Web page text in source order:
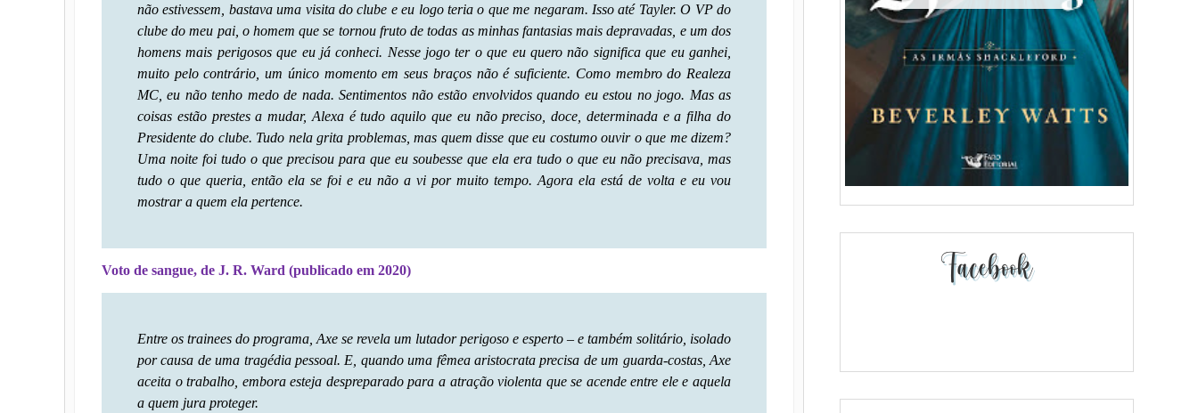
não estivessem, bastava uma visita do clube e eu logo teria o que me negaram. Isso até Tayler. O VP do
clube do meu pai, o homem que se tornou fruto de todas as minhas fantasias mais depravadas, e um dos
homens mais perigosos que eu já conheci. Nesse jogo ter o que eu quero não significa que eu ganhei,
muito pelo contrário, um único momento em seus braços não é suficiente. Como membro do Realeza
MC, eu não tenho medo de nada. Sentimentos não estão envolvidos quando eu estou no jogo. Mas as
coisas estão prestes a mudar, Alexa é tudo aquilo que eu não preciso, doce, determinada e a filha do
Presidente do clube. Tudo nela grita problemas, mas quem disse que eu costumo ouvir o que me dizem?
Uma noite foi tudo o que precisou para que eu soubesse que ela era tudo o que eu não precisava, mas
tudo o que queria, então ela se foi e eu não a vi por muito tempo. Agora ela está de volta e eu vou
mostrar a quem ela pertence.
Voto de sangue, de J. R. Ward (publicado em 2020)
Entre os trainees do programa, Axe se revela um lutador perigoso e esperto – e também solitário, isolado
por causa de uma tragédia pessoal. E, quando uma fêmea aristocrata precisa de um guarda-costas, Axe
aceita o trabalho, embora esteja despreparado para a atração violenta que se acende entre ele e aquela
a quem jura proteger.
Facebook